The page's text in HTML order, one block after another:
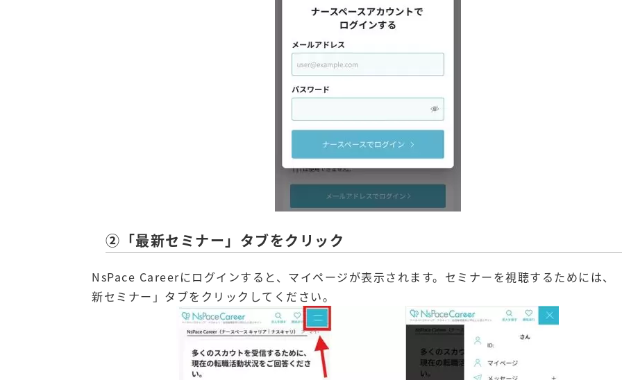
②「最新セミナー」タブをクリック
NsPace Careerにログインすると、マイページが表示されます。セミナーを視聴するためには、
新セミナー」タブをクリックしてください。